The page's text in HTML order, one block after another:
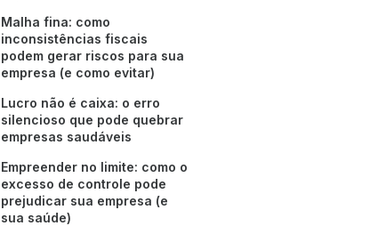
Malha fina: como
inconsistências fiscais
podem gerar riscos para sua
empresa (e como evitar)
Lucro não é caixa: o erro
silencioso que pode quebrar
empresas saudáveis
Empreender no limite: como o
excesso de controle pode
prejudicar sua empresa (e
sua saúde)